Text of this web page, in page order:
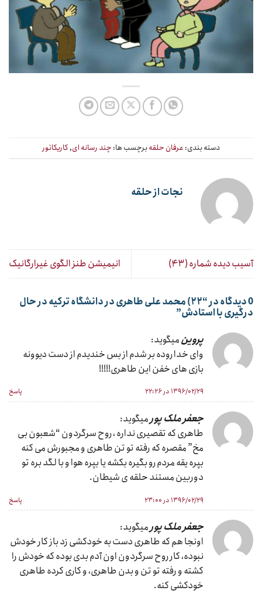
دسته بندی: عرفان حلقهبرچسب ها: چند رسانه ای,کاریکاتور
نجات از حلقه
آسیب دیده شماره (۴۳) انیمیشن طنز الگوی غیرارگانیک
0 دیدگاه در “ ۲۲) محمد علی طاهری در دانشگاه ترکیه در حال
درگیری با استادش”
پروینمیگوید:
وای خدا روده بر شدم از بس خندیدم از دست دیوونه
بازی های خفن این طاهری!!!!!
۱۳۹۶/۰۲/۲۹ در ۲۲:۲۶ پاسخ
جعفر ملک پورمیگوید:
طاهری که تقصیری نداره ، روح سرگردون “شعبون بی
مخ” مقصره که رفته تو تن طاهری و مجبورش می کنه
بپره یقه مردم رو بگیره بکشه یا بپره هوا و با لگد بره تو
دوربین مستند حلقه ی شیطان.
۱۳۹۶/۰۲/۲۹ در ۲۳:۰۰ پاسخ
جعفر ملک پورمیگوید:
اونجا هم که طاهری دست به خودکشی زد باز کار خودش
نبوده، کار روح سرگردون اون آدم بدی بوده که خودش را
کشته و رفته تو تن و بدن طاهری، و کاری کرده طاهری
خودکشی کنه.